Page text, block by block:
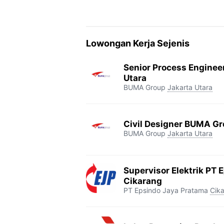
Lowongan Kerja Sejenis
Senior Process
Utara
BUMA Group Jakarta Utara
Civil Designer BUMA
BUMA Group Jakarta Utara
Supervisor Elektrik PT
Cikarang
PT Epsindo Jaya Pratama